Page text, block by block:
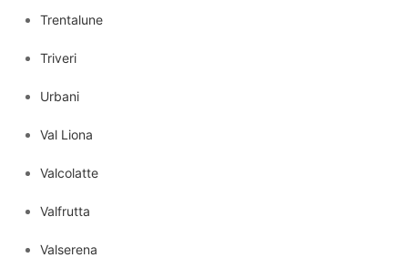
Trentalune
Triveri
Urbani
Val Liona
Valcolatte
Valfrutta
Valserena